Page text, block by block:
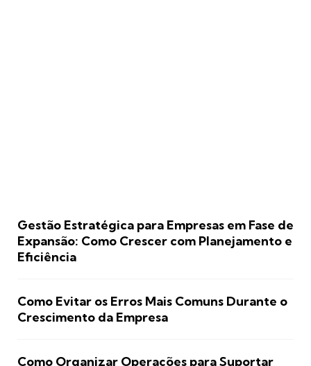
Gestão Estratégica para Empresas em Fase de
Expansão: Como Crescer com Planejamento e
Eficiência
Como Evitar os Erros Mais Comuns Durante o
Crescimento da Empresa
Como Organizar Operações para Suportar